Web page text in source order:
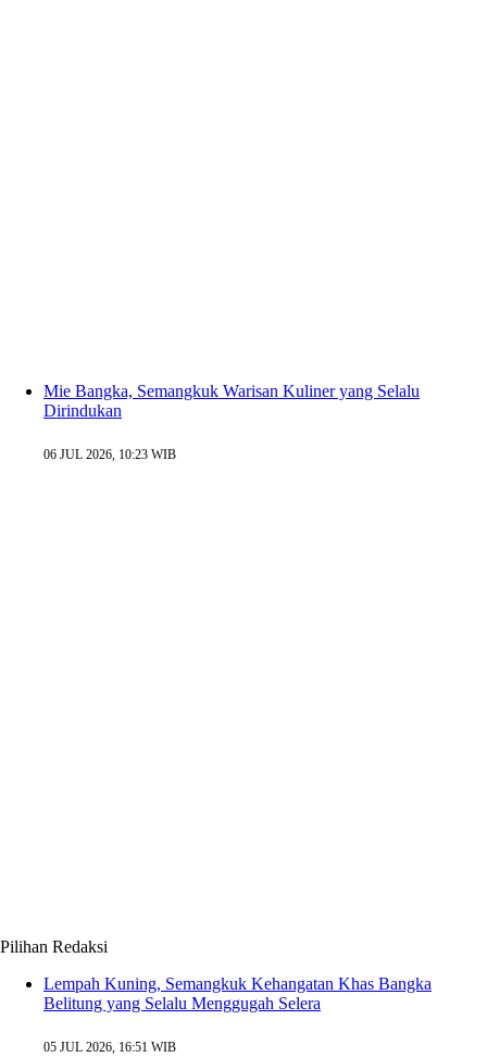
Mie Bangka, Semangkuk Warisan Kuliner yang Selalu
Dirindukan
06 JUL 2026, 10:23 WIB
Pilihan Redaksi
Lempah Kuning, Semangkuk Kehangatan Khas Bangka
Belitung yang Selalu Menggugah Selera
05 JUL 2026, 16:51 WIB